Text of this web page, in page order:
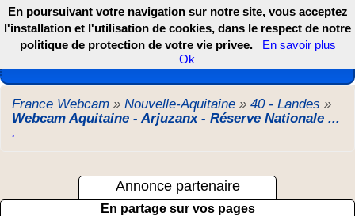
Les webcams de France, DOM TOM et COM
France Webcam » Nouvelle-Aquitaine » 40 - Landes »
Webcam Aquitaine - Arjuzanx - Réserve Nationale ...
.
Annonce partenaire
En partage sur vos pages
En poursuivant votre navigation sur notre site, vous acceptez
l'installation et l'utilisation de cookies, dans le respect de notre
politique de protection de votre vie privee.
En savoir plus
Ok